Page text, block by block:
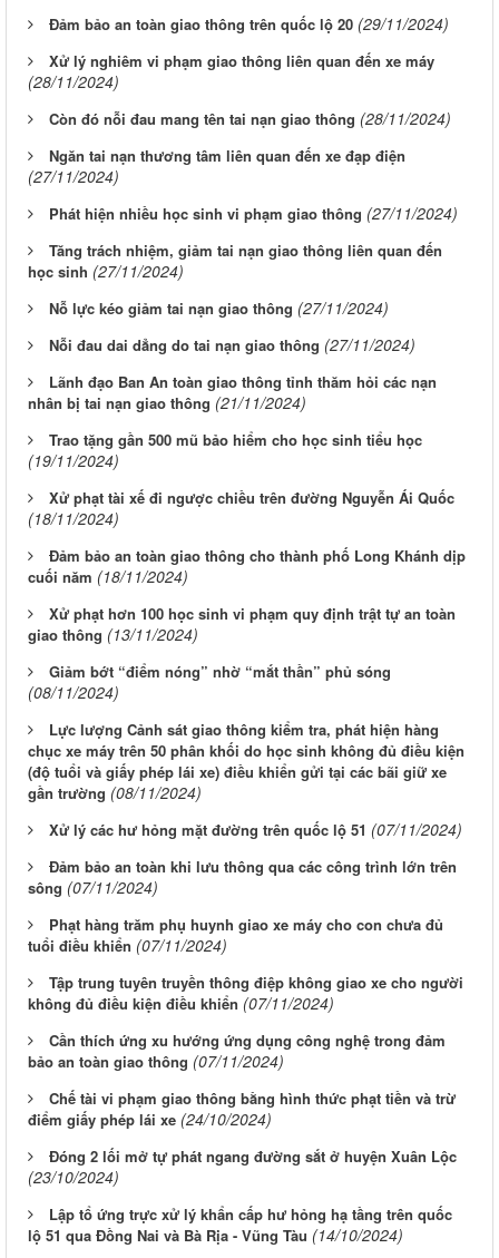
Đảm bảo an toàn giao thông trên quốc lộ 20 (29/11/2024)
Xử lý nghiêm vi phạm giao thông liên quan đến xe máy
(28/11/2024)
Còn đó nỗi đau mang tên tai nạn giao thông (28/11/2024)
Ngăn tai nạn thương tâm liên quan đến xe đạp điện
(27/11/2024)
Phát hiện nhiều học sinh vi phạm giao thông (27/11/2024)
Tăng trách nhiệm, giảm tai nạn giao thông liên quan đến
học sinh (27/11/2024)
Nỗ lực kéo giảm tai nạn giao thông (27/11/2024)
Nỗi đau dai dẳng do tai nạn giao thông (27/11/2024)
Lãnh đạo Ban An toàn giao thông tỉnh thăm hỏi các nạn
nhân bị tai nạn giao thông (21/11/2024)
Trao tặng gần 500 mũ bảo hiểm cho học sinh tiểu học
(19/11/2024)
Xử phạt tài xế đi ngược chiều trên đường Nguyễn Ái Quốc
(18/11/2024)
Đảm bảo an toàn giao thông cho thành phố Long Khánh dịp
cuối năm (18/11/2024)
Xử phạt hơn 100 học sinh vi phạm quy định trật tự an toàn
giao thông (13/11/2024)
Giảm bớt “điểm nóng” nhờ “mắt thần” phủ sóng
(08/11/2024)
Lực lượng Cảnh sát giao thông kiểm tra, phát hiện hàng
chục xe máy trên 50 phân khối do học sinh không đủ điều kiện
(độ tuổi và giấy phép lái xe) điều khiển gửi tại các bãi giữ xe
gần trường (08/11/2024)
Xử lý các hư hỏng mặt đường trên quốc lộ 51 (07/11/2024)
Đảm bảo an toàn khi lưu thông qua các công trình lớn trên
sông (07/11/2024)
Phạt hàng trăm phụ huynh giao xe máy cho con chưa đủ
tuổi điều khiển (07/11/2024)
Tập trung tuyên truyền thông điệp không giao xe cho người
không đủ điều kiện điều khiển (07/11/2024)
Cần thích ứng xu hướng ứng dụng công nghệ trong đảm
bảo an toàn giao thông (07/11/2024)
Chế tài vi phạm giao thông bằng hình thức phạt tiền và trừ
điểm giấy phép lái xe (24/10/2024)
Đóng 2 lối mở tự phát ngang đường sắt ở huyện Xuân Lộc
(23/10/2024)
Lập tổ ứng trực xử lý khẩn cấp hư hỏng hạ tầng trên quốc
lộ 51 qua Đồng Nai và Bà Rịa - Vũng Tàu (14/10/2024)